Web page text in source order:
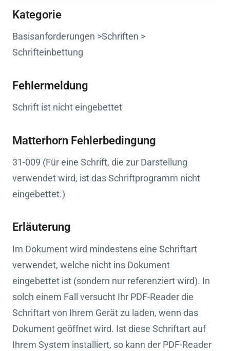
Kategorie
Basisanforderungen >Schriften >
Schrifteinbettung
Fehlermeldung
Schrift ist nicht eingebettet
Matterhorn Fehlerbedingung
31-009 (Für eine Schrift, die zur Darstellung
verwendet wird, ist das Schriftprogramm nicht
eingebettet.)
Erläuterung
Im Dokument wird mindestens eine Schriftart
verwendet, welche nicht ins Dokument
eingebettet ist (sondern nur referenziert wird). In
solch einem Fall versucht Ihr PDF-Reader die
Schriftart von Ihrem Gerät zu laden, wenn das
Dokument geöffnet wird. Ist diese Schriftart auf
Ihrem System installiert, so kann der PDF-Reader